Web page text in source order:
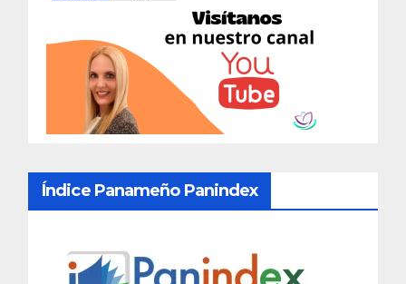
Índice Panameño Panindex